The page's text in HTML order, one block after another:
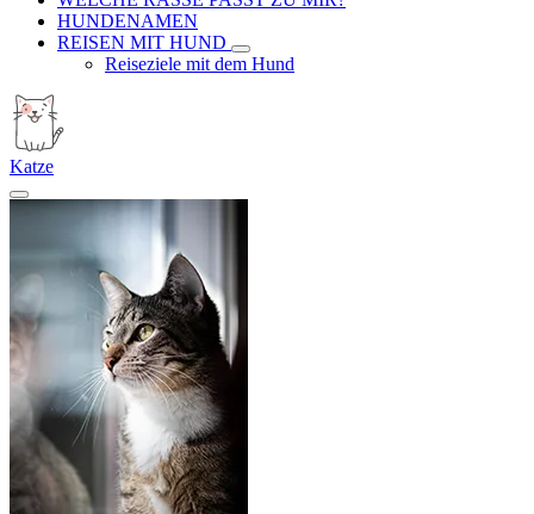
HUNDENAMEN
REISEN MIT HUND
Reiseziele mit dem Hund
Katze